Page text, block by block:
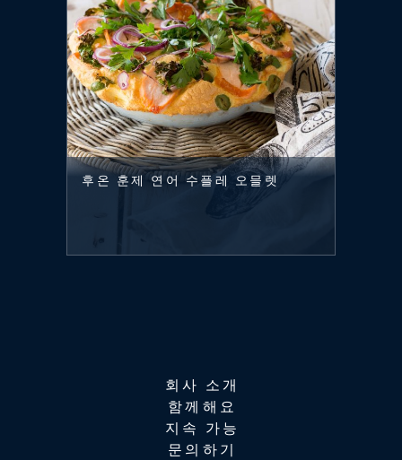
후온 훈제 연어 수플레 오믈렛
회사 소개
함께해요
지속 가능
문의하기